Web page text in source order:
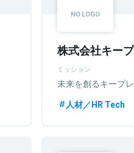
株式会社キー
ミッション
未来を創るキープ
人材／HR Tech